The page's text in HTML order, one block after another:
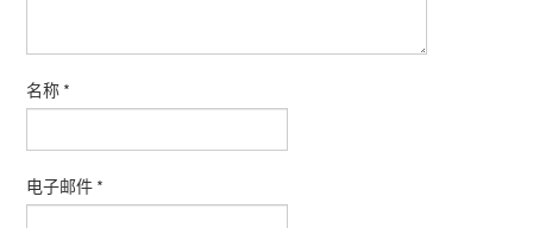
名称 *
电子邮件 *